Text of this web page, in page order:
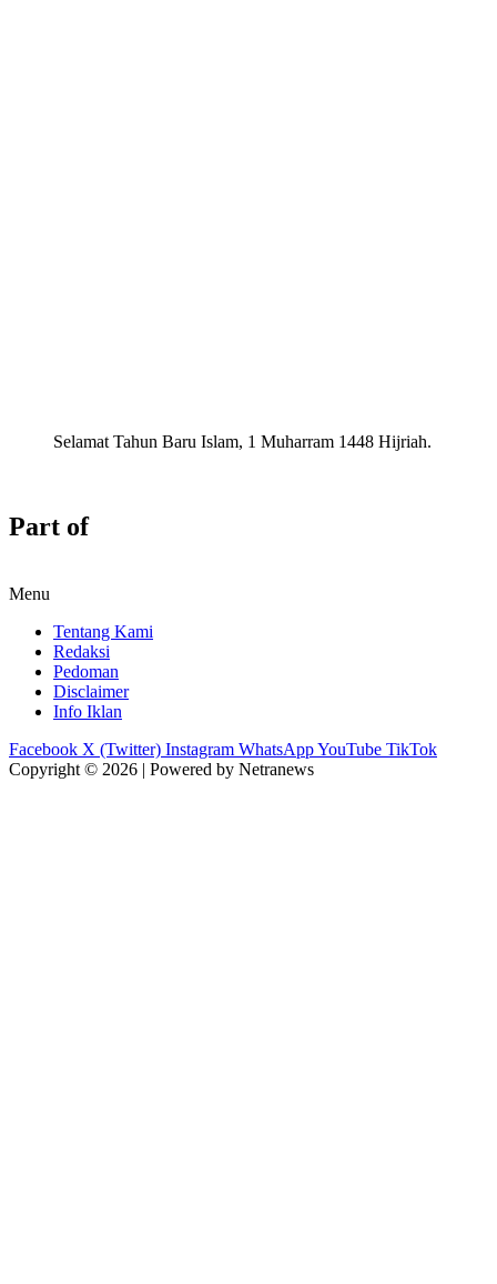
Selamat Tahun Baru Islam, 1 Muharram 1448 Hijriah.
Part of
Menu
Tentang Kami
Redaksi
Pedoman
Disclaimer
Info Iklan
Facebook X (Twitter) Instagram WhatsAppYouTube TikTok
Copyright © 2026 | Powered by Netranews